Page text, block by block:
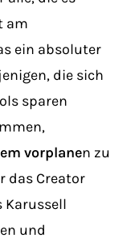
am
ein absoluter
die sich
sparen
vorplanen zu
das Creator
Karussell
und